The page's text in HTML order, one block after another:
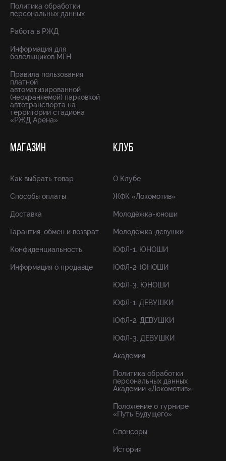
Политика обработки
персональных данных
Работа в РЖД
Информация для
болельщиков МГН
Правила пользования
платной
автоматизированной
(неохраняемой) парковкой
автотранспорта на
территории стадиона
«РЖД Арена»
МАГАЗИН
Как выбрать товар
Способы оплаты
Доставка
Гарантия, обмен и возврат
Конфиденциальность
Информация о продавце
КЛУБ
О Клубе
ЖФК «Локомотив»
Молодёжка-юноши
Молодёжка-девушки
ЮФЛ-1. ЮНОШИ
ЮФЛ-2. ЮНОШИ
ЮФЛ-3. ЮНОШИ
ЮФЛ-1. ДЕВУШКИ
ЮФЛ-2. ДЕВУШКИ
ЮФЛ-3. ДЕВУШКИ
Академия
Политика обработки
персональных данных
Академии «Локомотив»
Положение о турнире
«Путь Будущего»
Спонсоры
История